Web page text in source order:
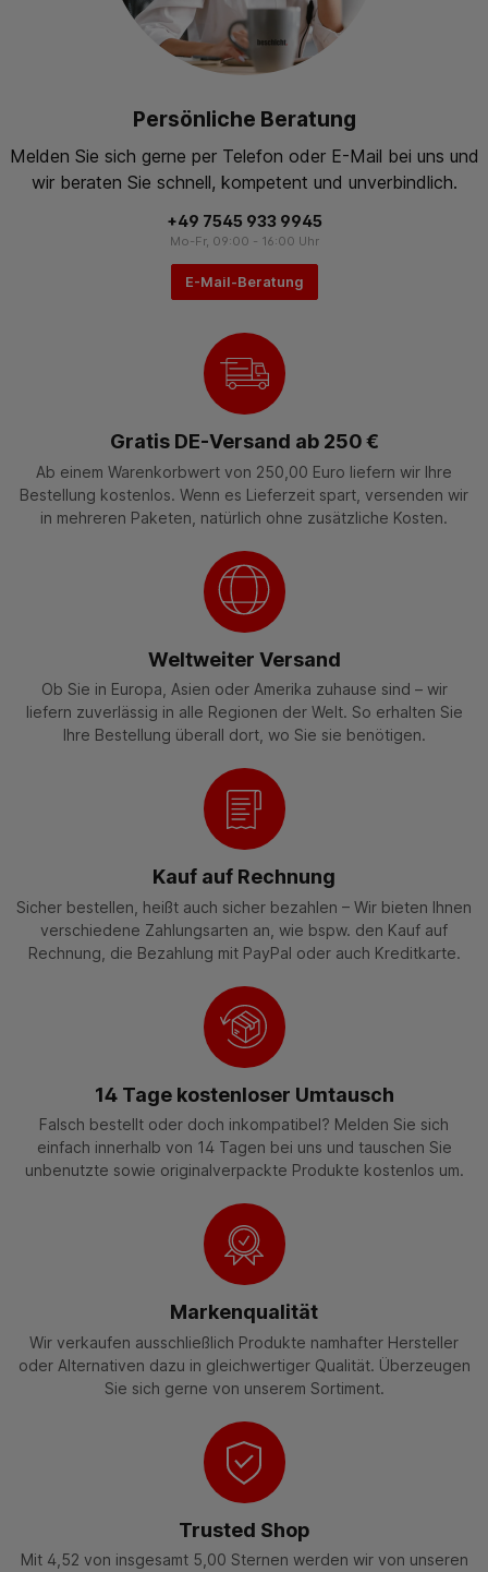
Persönliche Beratung
Melden Sie sich gerne per Telefon oder E-Mail bei uns und
wir beraten Sie schnell, kompetent und unverbindlich.
+49 7545 933 9945
Mo-Fr, 09:00 - 16:00 Uhr
E-Mail-Beratung
Gratis DE-Versand ab 250 €
Ab einem Warenkorbwert von 250,00 Euro liefern wir Ihre
Bestellung kostenlos. Wenn es Lieferzeit spart, versenden wir
in mehreren Paketen, natürlich ohne zusätzliche Kosten.
Weltweiter Versand
Ob Sie in Europa, Asien oder Amerika zuhause sind – wir
liefern zuverlässig in alle Regionen der Welt. So erhalten Sie
Ihre Bestellung überall dort, wo Sie sie benötigen.
Kauf auf Rechnung
Sicher bestellen, heißt auch sicher bezahlen – Wir bieten Ihnen
verschiedene Zahlungsarten an, wie bspw. den Kauf auf
Rechnung, die Bezahlung mit PayPal oder auch Kreditkarte.
14 Tage kostenloser Umtausch
Falsch bestellt oder doch inkompatibel? Melden Sie sich
einfach innerhalb von 14 Tagen bei uns und tauschen Sie
unbenutzte sowie originalverpackte Produkte kostenlos um.
Markenqualität
Wir verkaufen ausschließlich Produkte namhafter Hersteller
oder Alternativen dazu in gleichwertiger Qualität. Überzeugen
Sie sich gerne von unserem Sortiment.
Trusted Shop
Mit 4,52 von insgesamt 5,00 Sternen werden wir von unseren